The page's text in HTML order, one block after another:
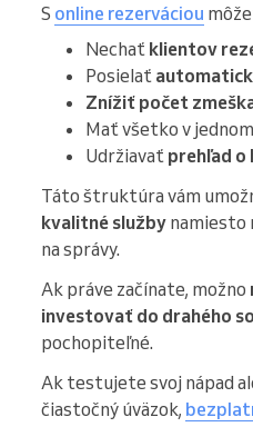
S online rezerváciou
Nechať klientov
Posielať
Znížiť počet
Mať všetko v jednom
Udržiavať prehľad
Táto štruktúra vám
kvalitné služby namiesto
na správy.
Ak práve začínate, možno
investovať do drahého
pochopiteľné.
Ak testujete svoj nápad
čiastočný úväzok,